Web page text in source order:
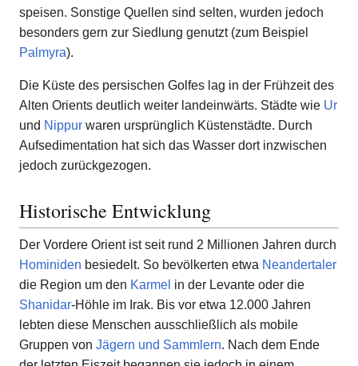
speisen. Sonstige Quellen sind selten, wurden jedoch
besonders gern zur Siedlung genutzt (zum Beispiel
Palmyra).
Die Küste des persischen Golfes lag in der Frühzeit des
Alten Orients deutlich weiter landeinwärts. Städte wie Ur
und Nippur waren ursprünglich Küstenstädte. Durch
Aufsedimentation hat sich das Wasser dort inzwischen
jedoch zurückgezogen.
Historische Entwicklung
Der Vordere Orient ist seit rund 2 Millionen Jahren durch
Hominiden besiedelt. So bevölkerten etwa Neandertaler
die Region um den Karmel in der Levante oder die
Shanidar-Höhle im Irak. Bis vor etwa 12.000 Jahren
lebten diese Menschen ausschließlich als mobile
Gruppen von Jägern und Sammlern. Nach dem Ende